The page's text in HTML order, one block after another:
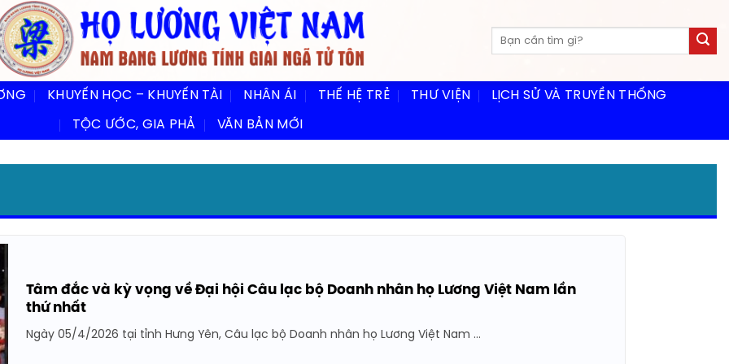
KHUYẾN HỌC – KHUYẾN TÀI NHÂN ÁI THẾ HỆ TRẺ THƯ VIỆN LỊCH SỬ VÀ TRUYỀN THỐNG
TỘC ƯỚC, GIA PHẢ VĂN BẢN MỚI
Tâm đắc và kỳ vọng về Đại hội Câu lạc bộ Doanh nhân họ Lương Việt Nam lần
thứ nhất
Ngày 05/4/2026 tại tỉnh Hưng Yên, Câu lạc bộ Doanh nhân họ Lương Việt Nam ...